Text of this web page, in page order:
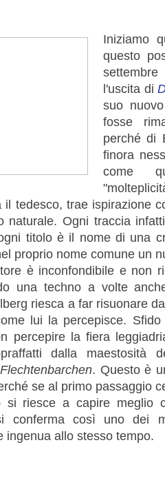
Iniziamo
questo
l'uscita di
suo
fosse
perché di
finora
come
il tedesco, trae ispirazione
naturale. Ogni traccia
titolo è il nome di una
proprio nome comune un
è inconfondibile e non
una techno a volte
riesca a far risuonare
lui la percepisce.
percepire la fiera
dalla maestosità
. Questo è
se al primo passaggio
si riesce a capire meglio
conferma così uno dei
ingenua allo stesso tempo.